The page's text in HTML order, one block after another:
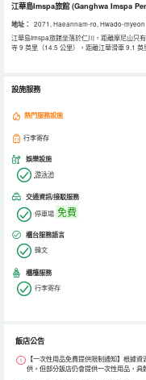
江華島Imspa旅館(Ganghwa Imspa
地址：
2071, Haeannam-ro, Hwado-myeon
江華島Imspa旅館坐落於仁川，距離摩尼山只
寺 9 英里（14.5 公里），距離江華滑車 9.1
服務和設施。 飯店提供免費自助停車。 有
設施服務
熱門服務設施
行李寄存
娛樂設施
游泳池
交通資訊/接駁服務
停車場 免費
櫃台服務語言
韓文
櫃檯服務
行李寄存
飯店公告
【一次性用品免費提供限制通知】根據
供。但部分飯店仍會提供一次性用品，